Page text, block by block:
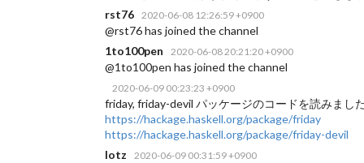
rst76
2020-06-08 12:26:59 +0900
@rst76 has joined the channel
1to100pen
2020-06-08 20:21:20 +0900
@1to100pen has joined the channel
2020-06-09 00:23:23 +0900
friday, friday-devil パッケージのコードを読みまし
https://hackage.haskell.org/package/friday
https://hackage.haskell.org/package/friday-devil
lotz
2020-06-09 00:31:59 +0900